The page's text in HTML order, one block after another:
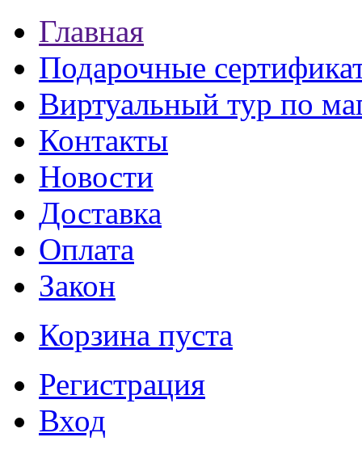
Главная
Подарочные
Виртуальный тур по
Контакты
Новости
Доставка
Оплата
Закон
Корзина пуста
Регистрация
Вход